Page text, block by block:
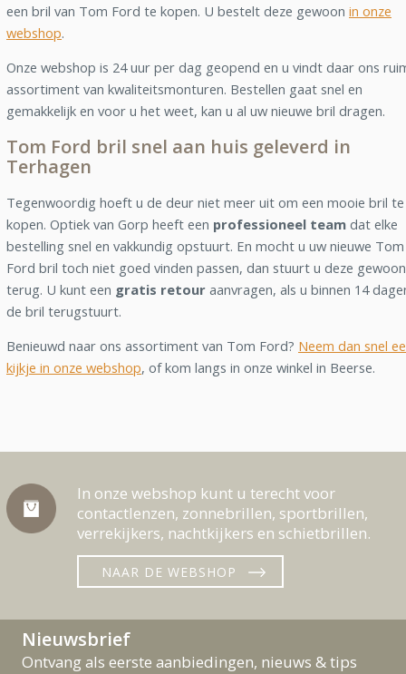
een bril van Tom Ford te kopen. U bestelt deze gewoon in onze
webshop.
Onze webshop is 24 uur per dag geopend en u vindt daar ons
assortiment van kwaliteitsmonturen. Bestellen gaat snel en
gemakkelijk en voor u het weet, kan u al uw nieuwe bril dragen.
Tom Ford bril snel aan huis geleverd in
Terhagen
Tegenwoordig hoeft u de deur niet meer uit om een mooie bril te
kopen. Optiek van Gorp heeft een professioneel team dat elke
bestelling snel en vakkundig opstuurt. En mocht u uw nieuwe Tom
Ford bril toch niet goed vinden passen, dan stuurt u deze gewoon
terug. U kunt een gratis retour aanvragen, als u binnen 14
de bril terugstuurt.
Benieuwd naar ons assortiment van Tom Ford? Neem dan snel
kijkje in onze webshop, of kom langs in onze winkel in Beerse.
In onze webshop kunt u terecht voor
contactlenzen, zonnebrillen, sportbrillen,
verrekijkers, nachtkijkers en schietbrillen.
NAAR DE WEBSHOP
Nieuwsbrief
Ontvang als eerste aanbiedingen, nieuws & tips